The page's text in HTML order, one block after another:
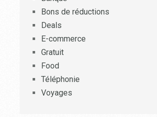
Bons de réductions
Deals
E-commerce
Gratuit
Food
Téléphonie
Voyages